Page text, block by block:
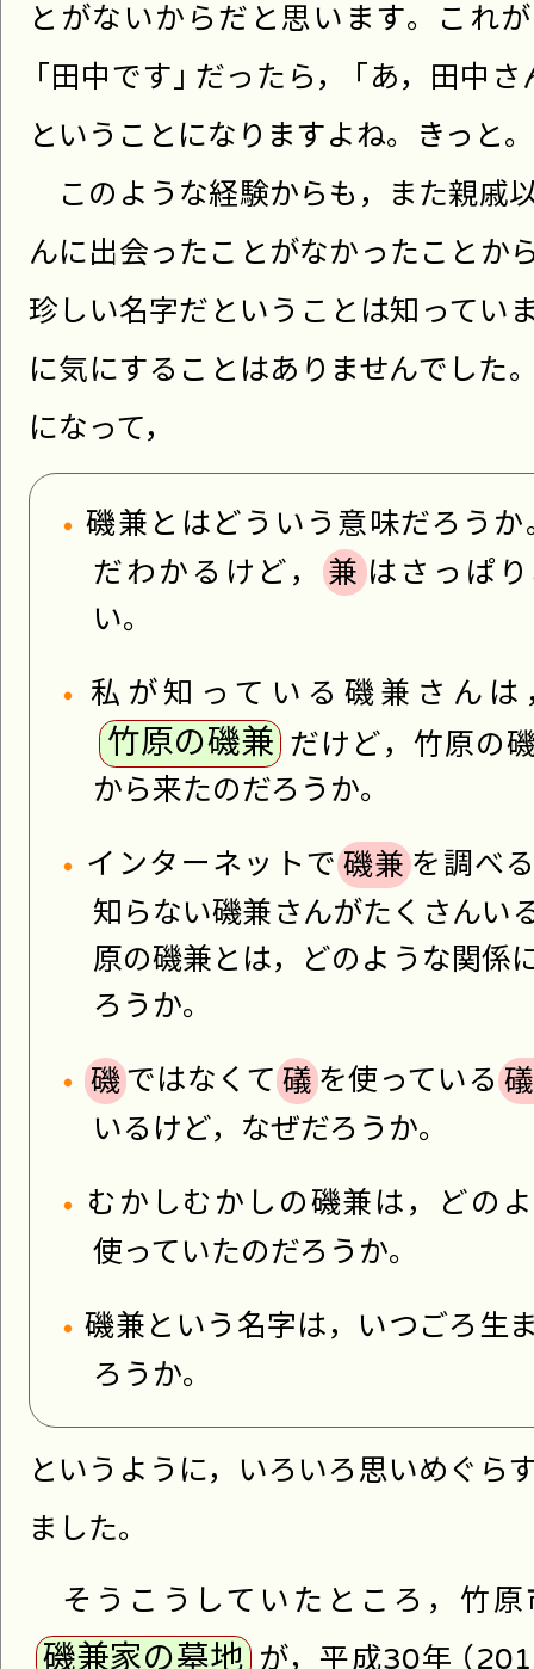
とがないからだと思います。これ
「 田中です」だったら， 「 あ，田中さ
ということになりますよね。きっと。
このような経験からも，また親戚
んに出会ったことがなかったことか
珍しい名字だということは知ってい
に気にすることはありませんでした
になって，
磯兼とはどういう意味だろうか
だわかるけど，
兼 はさっぱ
い。
私が知っている磯兼さんは
竹原の磯兼 だけど，竹原の
から来たのだろうか。
インターネットで磯兼 を調べ
知らない磯兼さんがたくさんい
原の磯兼とは，どのような関係
ろうか。
磯 ではなくて礒を使っている
いるけど，なぜだろうか。
むかしむかしの磯兼は，どの
使っていたのだろうか。
磯兼という名字は，いつごろ生
ろうか。
というように，いろいろ思いめぐら
ました。
そうこうしていたところ，竹原
磯兼家の墓地 が，平成30年（